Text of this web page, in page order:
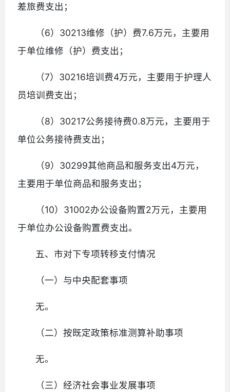
差旅费支出；
（6）30213维修（护）费7.6万元，主要用
于单位维修（护）费支出；
（7）30216培训费4万元，主要用于护理人
员培训费支出；
（8）30217公务接待费0.8万元，主要用于
单位公务接待费支出；
（9）30299其他商品和服务支出4万元，
主要用于单位商品和服务支出；
（10）31002办公设备购置2万元，主要用
于单位办公设备购置费支出。
五、市对下专项转移支付情况
（一）与中央配套事项
无。
（二）按既定政策标准测算补助事项
无。
（三）经济社会事业发展事项